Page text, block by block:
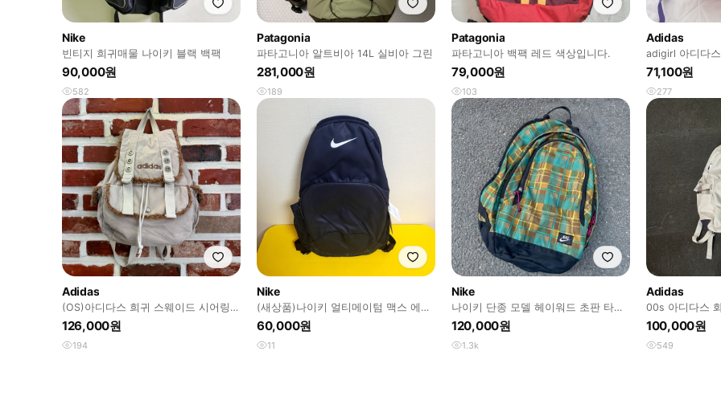
Nike
빈티지 희귀매물 나이키 블랙 백팩
90,000원
582
Patagonia
파타고니아 알트비아 14L 실비아 그린
281,000원
189
Patagonia
파타고니아 백팩 레드 색상입니다.
79,000원
103
Adidas
adigirl 아디다
71,100원
277
Adidas
(OS)아디다스 희귀 스웨이드 시어링
백팩
126,000원
194
Nike
(새상품)나이키 얼티메이텀 맥스 에어
컴팩트 백팩
60,000원
11
Nike
나이키 단종 모델 헤이워드 초판 타탄
체크 올드스쿨 백팩 가방
120,000원
1.3k
Adidas
00s 아디다스
가방 os
100,000원
549